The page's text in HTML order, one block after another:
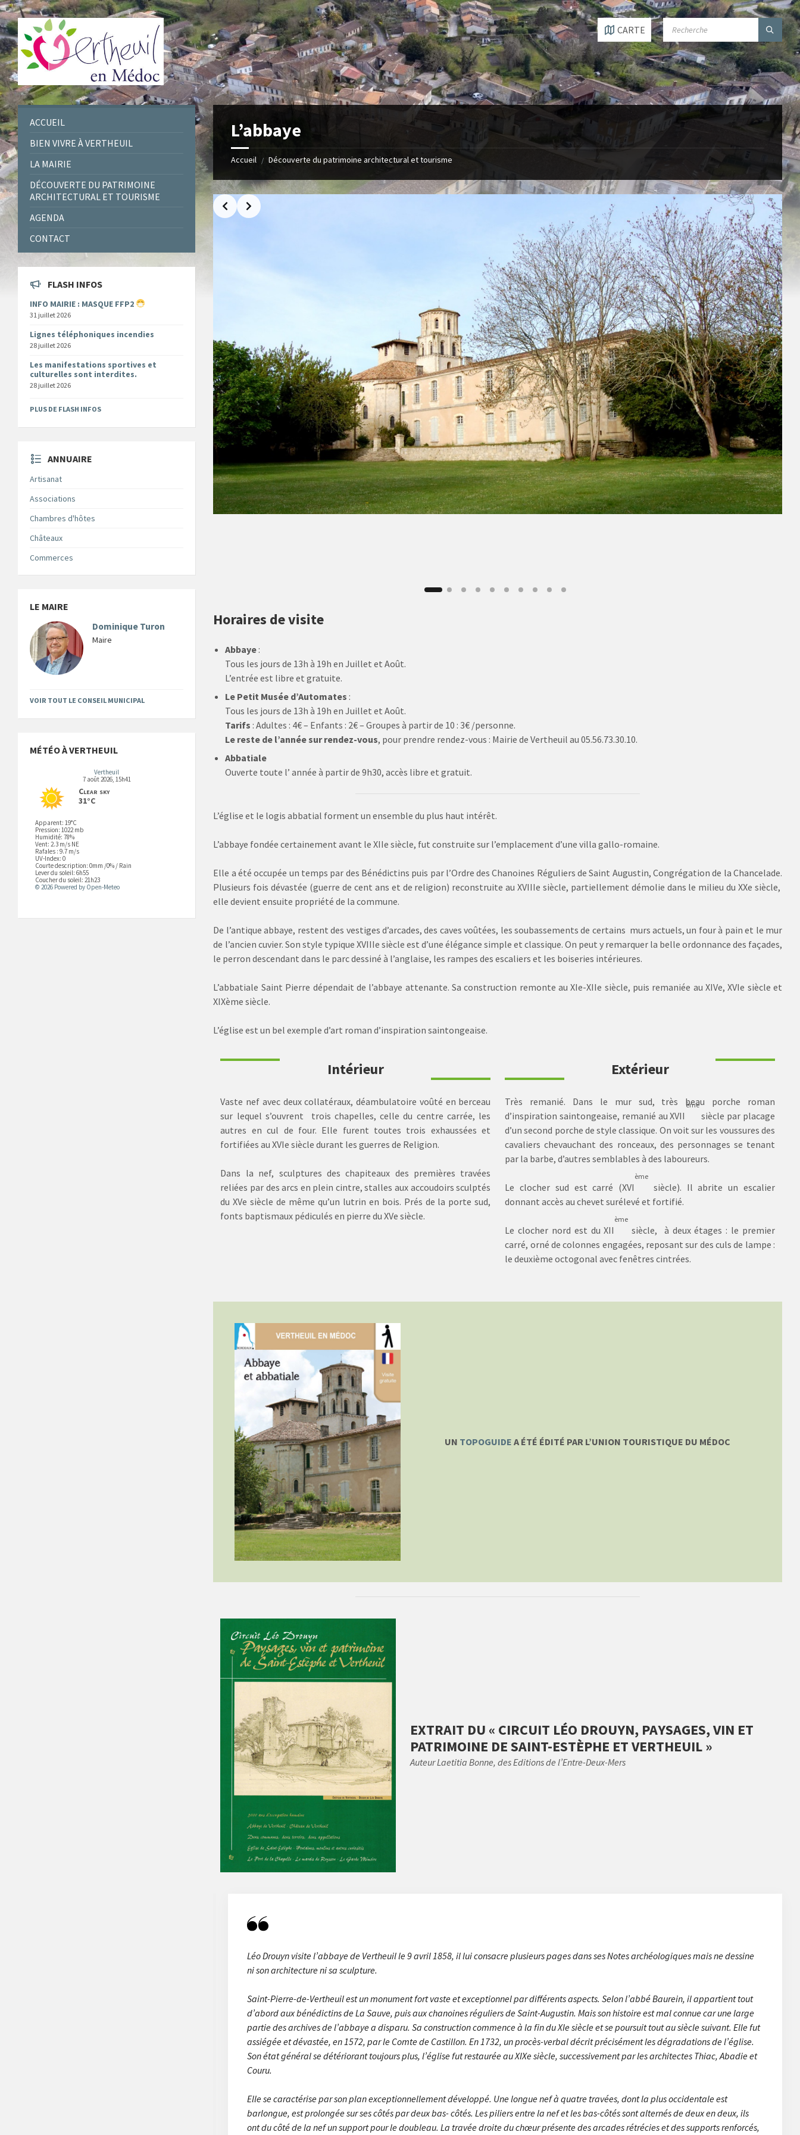
Skip
to
content
Skip
to
left
sidebar
Skip
to
footer
CARTE
SEARCH:
L’abbaye
Accueil / Découverte du patrimoine architectural et tourisme
Horaires de visite
Abbaye :
Tous les jours de 13h à 19h en Juillet et Août.
L’entrée est libre et gratuite.
Le Petit Musée d’Automates :
Tous les jours de 13h à 19h en Juillet et Août.
Tarifs : Adultes : 4€ – Enfants : 2€ – Groupes à partir de 10 : 3€ /personne.
Le reste de l’année sur rendez-vous, pour prendre rendez-vous : Mairie de Vertheuil au 05.56.73.30.10.
Abbatiale
Ouverte toute l’ année à partir de 9h30, accès libre et gratuit.
L’église et le logis abbatial forment un ensemble du plus haut intérêt.
L’abbaye fondée certainement avant le XIIe siècle, fut construite sur l’emplacement d’une villa gallo-romaine.
Elle a été occupée un temps par des Bénédictins puis par l’Ordre des Chanoines Réguliers de Saint Augustin, Congrégation de la Chancelade.
Plusieurs fois dévastée (guerre de cent ans et de religion) reconstruite au XVIIIe siècle, partiellement démolie dans le milieu du XXe siècle,
elle devient ensuite propriété de la commune.
De l’antique abbaye, restent des vestiges d’arcades, des caves voûtées, les soubassements de certains murs actuels, un four à pain et le mur
de l’ancien cuvier. Son style typique XVIIIe siècle est d’une élégance simple et classique. On peut y remarquer la belle ordonnance des façades,
le perron descendant dans le parc dessiné à l’anglaise, les rampes des escaliers et les boiseries intérieures.
L’abbatiale Saint Pierre dépendait de l’abbaye attenante. Sa construction remonte au XIe-XIIe siècle, puis remaniée au XIVe, XVIe siècle et
XIXème siècle.
L’église est un bel exemple d’art roman d’inspiration saintongeaise.
Intérieur
Vaste nef avec deux collatéraux, déambulatoire voûté en berceau
sur lequel s’ouvrent trois chapelles, celle du centre carrée, les
autres en cul de four. Elle furent toutes trois exhaussées et
fortifiées au XVIe siècle durant les guerres de Religion.
Dans la nef, sculptures des chapiteaux des premières travées
reliées par des arcs en plein cintre, stalles aux accoudoirs sculptés
du XVe siècle de même qu’un lutrin en bois. Prés de la porte sud,
fonts baptismaux pédiculés en pierre du XVe siècle.
Extérieur
Très remanié. Dans le mur sud, très beau porche roman
d’inspiration saintongeaise, remanié au XVII
ème
siècle par placage
d’un second porche de style classique. On voit sur les voussures des
cavaliers chevauchant des ronceaux, des personnages se tenant
par la barbe, d’autres semblables à des laboureurs.
Le clocher sud est carré (XVI
ème
siècle). Il abrite un escalier
donnant accès au chevet surélevé et fortifié.
Le clocher nord est du XII
ème
siècle, à deux étages : le premier
carré, orné de colonnes engagées, reposant sur des culs de lampe :
le deuxième octogonal avec fenêtres cintrées.
UN TOPOGUIDE A ÉTÉ ÉDITÉ PAR L’UNION TOURISTIQUE DU MÉDOC
EXTRAIT DU « CIRCUIT LÉO DROUYN, PAYSAGES, VIN ET
PATRIMOINE DE SAINT-ESTÈPHE ET VERTHEUIL »
Auteur Laetitia Bonne, des Editions de l’Entre-Deux-Mers
Léo Drouyn visite l’abbaye de Vertheuil le 9 avril 1858, il lui consacre plusieurs pages dans sesNotes archéologiquesmais ne dessine
ni son architecture ni sa sculpture.
Saint-Pierre-de-Vertheuil est un monument fort vaste et exception­nel par différents aspects. Selon l’abbé Baurein, il appartient tout
d’abord aux bénédictins de La Sauve, puis aux chanoines réguliers de Saint-Augustin. Mais son histoire est mal connue car une large
partie des archives de l’abbaye a disparu. Sa construction commence à la fin du XIe siècle et se poursuit tout au siècle suivant. Elle fut
assiégée et dévastée, en 1572, par le Comte de Castillon. En 1732, un procès-verbal décrit précisément les dégradations de l’église.
Son état général se détériorant toujours plus, l’église fut restaurée au XIXe siècle, successivement par les architectes Thiac, Abadie et
Couru.
Elle se caractérise par son plan exceptionnellement développé. Une longue nef à quatre travées, dont la plus occidentale est
barlongue, est prolongée sur ses côtés par deux bas- côtés. Les piliers entre la nef et les bas-côtés sont alternés de deux en deux, ils
ont du côté de la nef un support pour le doubleau. La travée droite du chœur présente des arcades rétrécies et des supports renforcés,
ACCUEIL
BIEN VIVRE À VERTHEUIL
LA MAIRIE
DÉCOUVERTE DU PATRIMOINE
ARCHITECTURAL ET TOURISME
AGENDA
CONTACT
FLASH INFOS
INFO MAIRIE : MASQUE FFP2
31 juillet 2026
Lignes téléphoniques incendies
28 juillet 2026
Les manifestations sportives et
culturelles sont interdites.
28 juillet 2026
PLUS DE FLASH INFOS
ANNUAIRE
Artisanat
Associations
Chambres d'hôtes
Châteaux
Commerces
LE MAIRE
Dominique Turon
Maire
VOIR TOUT LE CONSEIL MUNICIPAL
MÉTÉO À VERTHEUIL
Vertheuil
7 août 2026, 15h41
Clear sky
31°C
Apparent: 19°C
Pression: 1022 mb
Humidité: 78%
Vent: 2.3 m/s NE
Rafales : 9.7 m/s
UV-Index: 0
Courte description: 0mm /0% / Rain
Lever du soleil: 6h55
Coucher du soleil: 21h23
© 2026 Powered by Open-Meteo